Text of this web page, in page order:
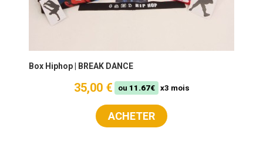
Box Hiphop | BREAK DANCE
35,00 € ou 11.67€ x3 mois
ACHETER